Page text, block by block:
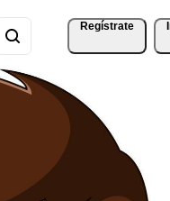
Regístrate